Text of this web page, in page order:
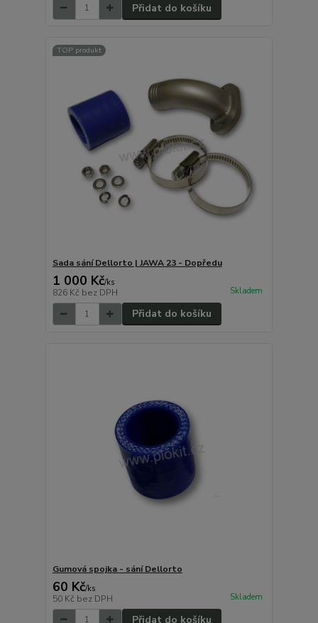
Přidat do košíku
TOP produkt
Sada sání Dellorto | JAWA 23 - Dopředu
1 000 Kč/ks
826 Kč bez DPH Skladem
Přidat do košíku
Gumová spojka - sání Dellorto
60 Kč/ks
50 Kč bez DPH Skladem
Přidat do košíku